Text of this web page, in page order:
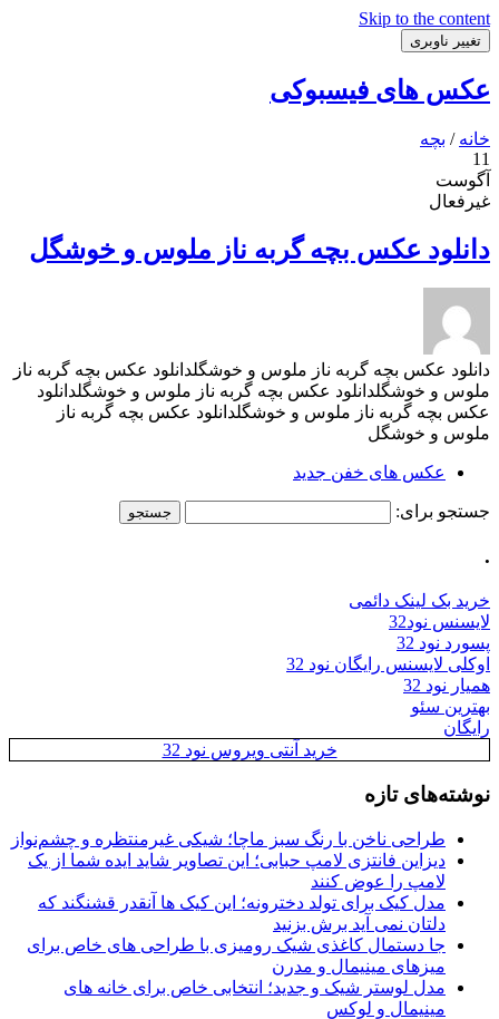
Skip to the content
تغییر ناوبری
عکس های فیسبوکی
خانه / بچه
11
آگوست
غیرفعال
دانلود عکس بچه گربه ناز ملوس و خوشگل
دانلود عکس بچه گربه ناز ملوس و خوشگلدانلود عکس بچه گربه ناز
ملوس و خوشگلدانلود عکس بچه گربه ناز ملوس و خوشگلدانلود
عکس بچه گربه ناز ملوس و خوشگلدانلود عکس بچه گربه ناز
ملوس و خوشگل
عکس های خفن جدید
جستجو برای:
.
خرید بک لینک دائمی
لایسنس نود32
پسورد نود 32
اوکلی لایسنس رایگان نود 32
همیار نود 32
بهترین سئو
رایگان
خرید آنتی ویروس نود 32
نوشته‌های تازه
طراحی ناخن با رنگ سبز ماچا؛ شیکی غیرمنتظره و چشم‌نواز
دیزاین فانتزی لامپ حبابی؛ این تصاویر شاید ایده شما از یک
لامپ را عوض کنند
مدل کیک برای تولد دخترونه؛ این کیک ها آنقدر قشنگند که
دلتان نمی آید برش بزنید
جا دستمال کاغذی شیک رومیزی با طراحی های خاص برای
میزهای مینیمال و مدرن
مدل لوستر شیک و جدید؛ انتخابی خاص برای خانه های
مینیمال و لوکس